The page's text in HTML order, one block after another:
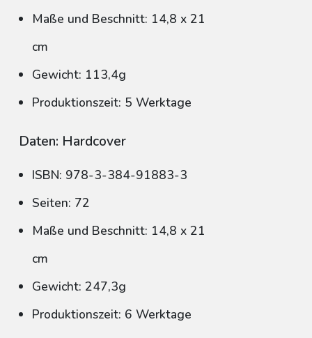
Maße und Beschnitt: 14,8 x 21
cm
Gewicht: 113,4g
Produktionszeit: 5 Werktage
Daten: Hardcover
ISBN: 978-3-384-91883-3
Seiten: 72
Maße und Beschnitt: 14,8 x 21
cm
Gewicht: 247,3g
Produktionszeit: 6 Werktage